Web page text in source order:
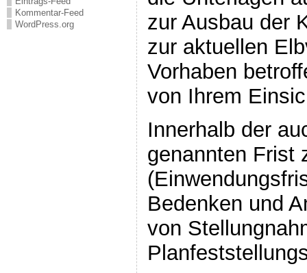
Kommentar-Feed
WordPress.org
zur Ausbau der
zur aktuellen
Vorhaben
von Ihrem
Innerhalb der
genannten Frist
Bedenken und
von